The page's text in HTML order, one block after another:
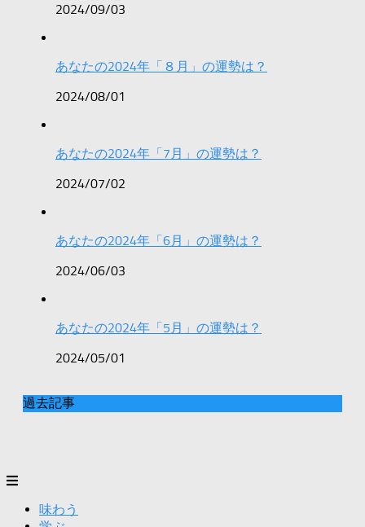
2024/09/03
あなたの2024年「８月」の運勢は？
2024/08/01
あなたの2024年「7月」の運勢は？
2024/07/02
あなたの2024年「6月」の運勢は？
2024/06/03
あなたの2024年「5月」の運勢は？
2024/05/01
過去記事
味わう